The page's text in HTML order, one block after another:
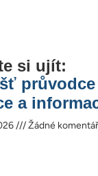
si ujít:
a
Žádné